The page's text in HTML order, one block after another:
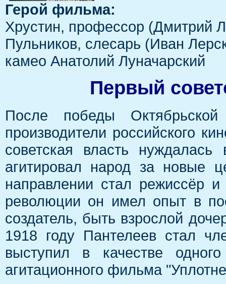
Герой фильма:
Хрустин, профессор (Дмитрий
Пульников, слесарь (Иван
камео Анатолий Луначарский
Первый
После победы
производители российского
советская власть
агитировал народ за новые
направлении стал режиссёр
революции он имел опыт в
создатель, быть взрослой
1918 году Пантелеев стал
выступил в качестве
агитационного фильма